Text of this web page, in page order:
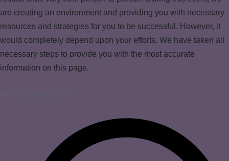
are creating an environment and providing you with necessary
resources and strategies for you to be successful. However, it
would completely depend upon your efforts. We have taken all
necessary steps to provide you with the most accurate
information on this page.